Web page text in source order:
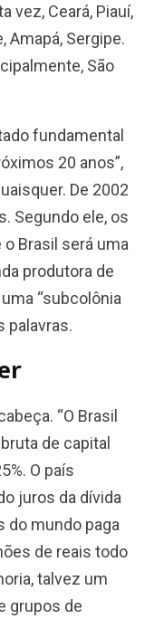
vez, Ceará, Piauí,
Amapá, Sergipe.
São
fundamental
20 anos”,
De 2002
Segundo ele, os
Brasil será uma
produtora de
“subcolônia
palavras.
“O Brasil
de capital
O país
juros da dívida
do mundo paga
de reais todo
talvez um
grupos de